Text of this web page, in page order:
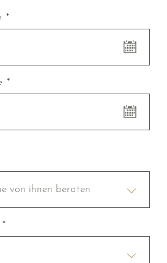
*
*
von ihnen beraten
*